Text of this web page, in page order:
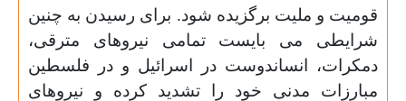
قومیت و ملیت برگزیده شود. برای رسیدن به چنین
شرایطی می بایست تمامی نیروهای مترقی،
دمکرات، انساندوست در اسرائیل و در فلسطین
مبارزات مدنی خود را تشدید کرده و نیروهای